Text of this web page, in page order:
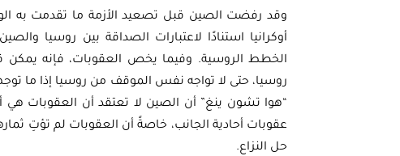
وقد رفضت الصين قبل تصعيد الأزمة ما تقدمت به
أوكرانيا استنادًا لاعتبارات الصداقة بين روسيا
الخطط الروسية. وفيما يخص العقوبات، فإنه
روسيا، حتى لا تواجه نفس الموقف من روسيا إذا ما
“هوا تشون ينغ” أن الصين لا تعتقد أن العقوبات
عقوبات أحادية الجانب، خاصةً أن العقوبات لم تؤتِ
حل النزاع.